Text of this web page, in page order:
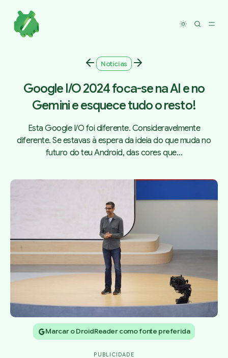
Toggle
Notícias
Google I/O 2024 foca-se na AI e no
Gemini e esquece tudo o resto!
Esta Google I/O foi diferente. Consideravelmente
diferente. Se estavas à espera da ideia do que muda no
futuro do teu Android, das cores que…
Marcar o DroidReader como fonte preferida
PUBLICIDADE